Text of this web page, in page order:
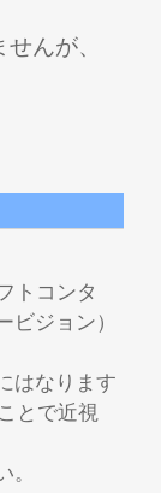
んが、
トコンタ
ビジョン）
はなります
とで近視